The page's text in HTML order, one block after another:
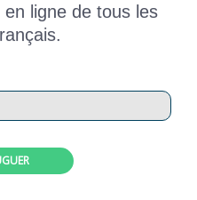
ligne de tous les